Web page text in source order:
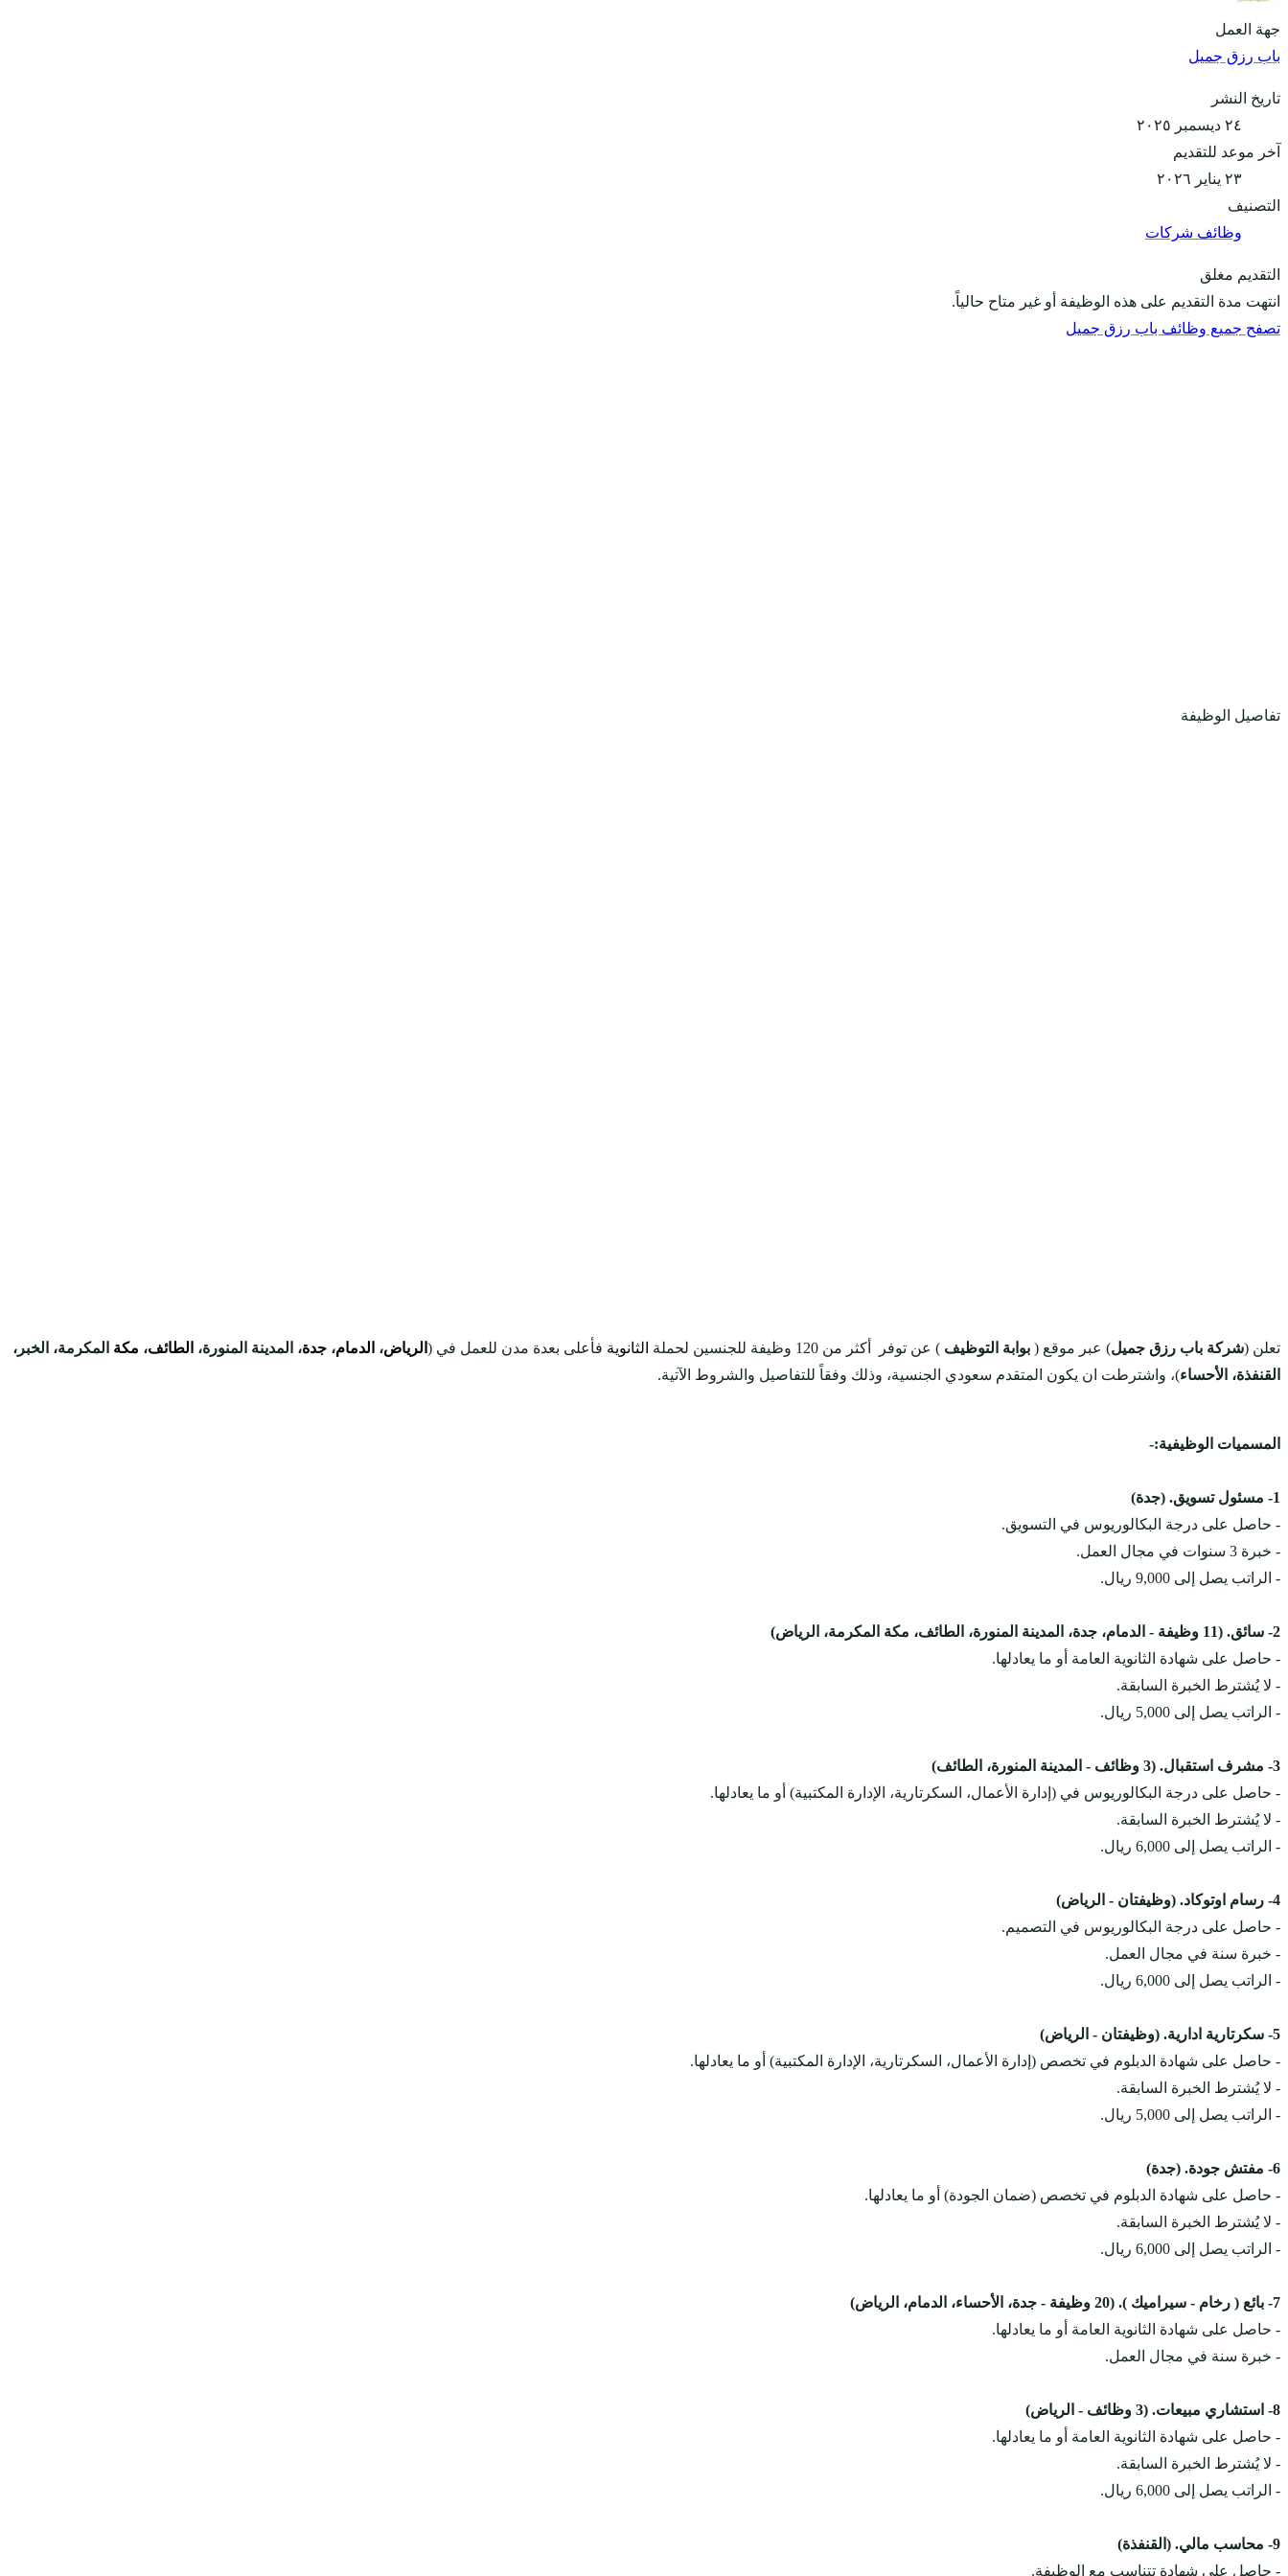
جهة العمل
باب رزق جميل
تاريخ النشر
٢٤ ديسمبر ٢٠٢٥
آخر موعد للتقديم
٢٣ يناير ٢٠٢٦
التصنيف
وظائف شركات
التقديم مغلق
انتهت مدة التقديم على هذه الوظيفة أو غير متاح حالياً.
تصفح جميع وظائف باب رزق جميل
تفاصيل الوظيفة
تعلن (شركة باب رزق جميل) عبر موقع ( بوابة التوظيف ) عن توفر أكثر من 120 وظيفة للجنسين لحملة الثانوية فأعلى بعدة مدن للعمل في ( الرياض، الدمام، جدة، المدينة المنورة، الطائف، مكة المكرمة، الخبر،
القنفذة، الأحساء)، واشترطت ان يكون المتقدم سعودي الجنسية، وذلك وفقاً للتفاصيل والشروط الآتية.
المسميات الوظيفية:-
1- مسئول تسويق. (جدة)
- حاصل على درجة البكالوريوس في التسويق.
- خبرة 3 سنوات في مجال العمل.
- الراتب يصل إلى 9,000 ريال.
2- سائق. (11 وظيفة - الدمام، جدة، المدينة المنورة، الطائف، مكة المكرمة، الرياض)
- حاصل على شهادة الثانوية العامة أو ما يعادلها.
- لا يُشترط الخبرة السابقة.
- الراتب يصل إلى 5,000 ريال.
3- مشرف استقبال. (3 وظائف - المدينة المنورة، الطائف)
- حاصل على درجة البكالوريوس في (إدارة الأعمال، السكرتارية، الإدارة المكتبية) أو ما يعادلها.
- لا يُشترط الخبرة السابقة.
- الراتب يصل إلى 6,000 ريال.
4- رسام اوتوكاد. (وظيفتان - الرياض)
- حاصل على درجة البكالوريوس في التصميم.
- خبرة سنة في مجال العمل.
- الراتب يصل إلى 6,000 ريال.
5- سكرتارية ادارية. (وظيفتان - الرياض)
- حاصل على شهادة الدبلوم في تخصص (إدارة الأعمال، السكرتارية، الإدارة المكتبية) أو ما يعادلها.
- لا يُشترط الخبرة السابقة.
- الراتب يصل إلى 5,000 ريال.
6- مفتش جودة. (جدة)
- حاصل على شهادة الدبلوم في تخصص (ضمان الجودة) أو ما يعادلها.
- لا يُشترط الخبرة السابقة.
- الراتب يصل إلى 6,000 ريال.
7- بائع ( رخام - سيراميك ). (20 وظيفة - جدة، الأحساء، الدمام، الرياض)
- حاصل على شهادة الثانوية العامة أو ما يعادلها.
- خبرة سنة في مجال العمل.
8- استشاري مبيعات. (3 وظائف - الرياض)
- حاصل على شهادة الثانوية العامة أو ما يعادلها.
- لا يُشترط الخبرة السابقة.
- الراتب يصل إلى 6,000 ريال.
9- محاسب مالي. (القنفذة)
- حاصل على شهادة تتناسب مع الوظيفة.